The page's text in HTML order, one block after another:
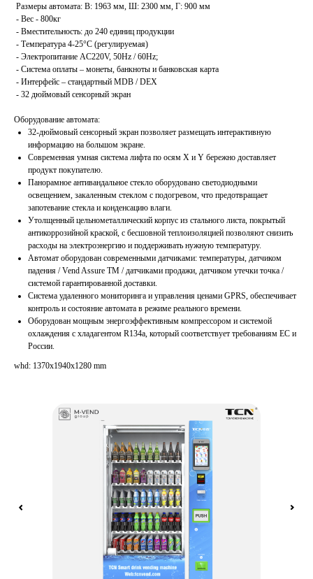
Размеры автомата: В: 1963 мм, Ш: 2300 мм, Г: 900 мм
- Вес - 800кг
- Вместительность: до 240 единиц продукции
- Температура 4-25°C (регулируемая)
- Электропитание AC220V, 50Hz / 60Hz;
- Система оплаты – монеты, банкноты и банковская карта
- Интерфейс – стандартный MDB / DEX
- 32 дюймовый сенсорный экран
Оборудование автомата:
32-дюймовый сенсорный экран позволяет размещать интерактивную
информацию на большом экране.
Современная умная система лифта по осям Х и Y бережно доставляет
продукт покупателю.
Панорамное антивандальное стекло оборудовано светодиодными
освещением, закаленным стеклом с подогревом, что предотвращает
запотевание стекла и конденсацию влаги.
Утолщенный цельнометаллический корпус из стального листа, покрытый
антикоррозийной краской, с бесшовной теплоизоляцией позволяют снизить
расходы на электроэнергию и поддерживать нужную температуру.
Автомат оборудован современными датчиками: температуры, датчиком
падения / Vend Assure TM / датчиками продажи, датчиком утечки точка /
системой гарантированной доставки.
Система удаленного мониторинга и управления ценами GPRS, обеспечивает
контроль и состояние автомата в режиме реального времени.
Оборудован мощным энергоэффективным компрессором и системой
охлаждения с хладагентом R134a, который соответствует требованиям ЕС и
России.
whd: 1370x1940x1280 mm